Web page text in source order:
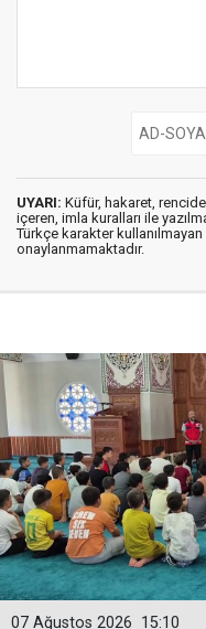
UYARI: Küfür, hakaret,
içeren, imla kuralları ile
Türkçe karakter
onaylanmamaktadır.
15:10
07 Ağustos 2026